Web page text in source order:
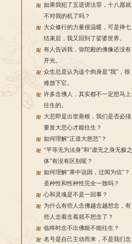
如果我犯了五逆谤法罪，十八愿就
不对我的机了吗？
大众修行的力量很温暖，可是禅七
结束后，我又回到了娑婆世界。
有人告诉我，弥陀殿的佛像还没有
开光。
众生总是认为这个肉身是“我”，很
难放下它。
许多念佛人，其实都不一定想马上
往生的。
大悲即是出世善根，我们是否必须
要发大悲心才能往生？
如何理解“正道大慈悲”？
“平等无为法身”和“虚无之身无极之
体”有没有区别呢？
如何理解“果中说因，过闻为信”？
圣种性和性种性完全一致吗？
心和灵魂是不是一回事？
为什么有些人念佛越念越想念，有
些人念着念着就不想念了？
临终时念不出佛能不能往生？
名号是自己主动而来，不是我们念